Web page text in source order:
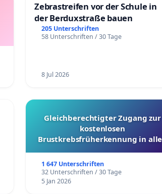
Zebrastreifen vor der Schule in
der Berduxstraße bauen
205 Unterschriften
58 Unterschriften / 30 Tage
8 Jul 2026
Gleichberechtigter Zugang zur
kostenlosen
Brustkrebsfrüherkennung in
1 647 Unterschriften
32 Unterschriften / 30 Tage
5 Jan 2026